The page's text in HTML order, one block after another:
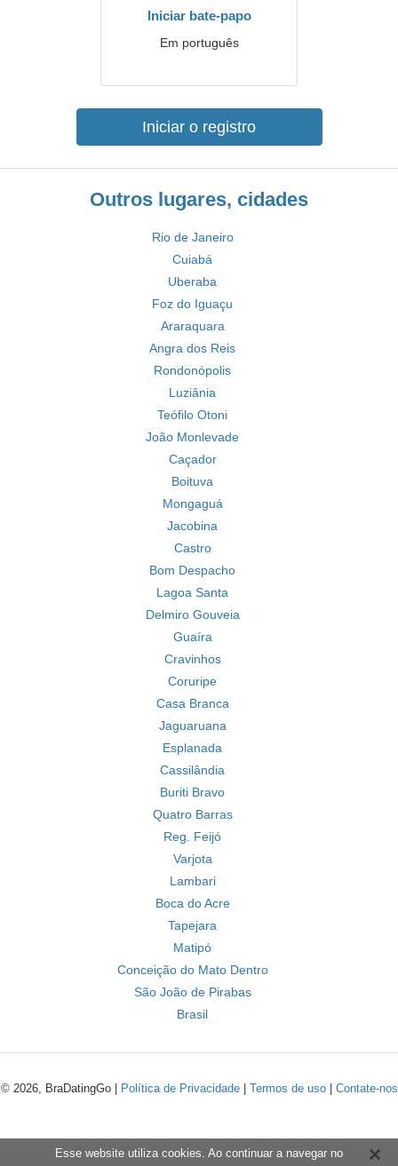
Iniciar bate-papo
Em português
Iniciar o registro
Outros lugares, cidades
Rio de Janeiro
Cuiabá
Uberaba
Foz do Iguaçu
Araraquara
Angra dos Reis
Rondonópolis
Luziânia
Teófilo Otoni
João Monlevade
Caçador
Boituva
Mongaguá
Jacobina
Castro
Bom Despacho
Lagoa Santa
Delmiro Gouveia
Guaíra
Cravinhos
Coruripe
Casa Branca
Jaguaruana
Esplanada
Cassilândia
Buriti Bravo
Quatro Barras
Reg. Feijó
Varjota
Lambari
Boca do Acre
Tapejara
Matipó
Conceição do Mato Dentro
São João de Pirabas
Brasil
© 2026, BraDatingGo | Política de Privacidade| Termos de uso| Contate-nos
Esse website utiliza cookies. Ao continuar a navegar no